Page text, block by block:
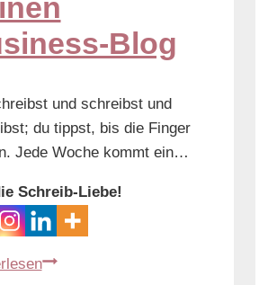
Blog
und schreibst und
du tippst, bis die Finger
Jede Woche kommt ein…
Schreib-Liebe!